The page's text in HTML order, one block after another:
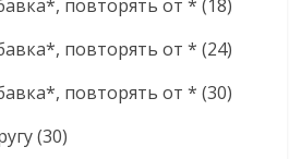
повторять от * (18)
повторять от * (24)
повторять от * (30)
(30)